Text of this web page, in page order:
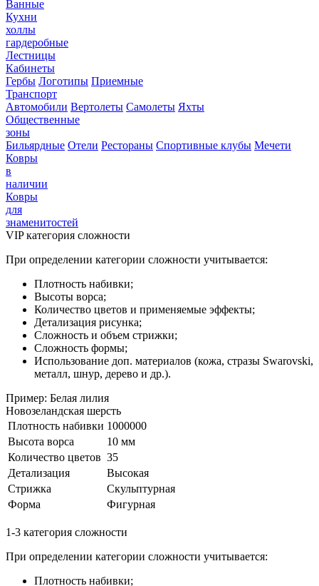
Ванные
Кухни
холлы
гардеробные
Лестницы
Кабинеты
Гербы Логотипы Приемные
Транспорт
Автомобили Вертолеты Самолеты Яхты
Общественные
зоны
Бильярдные Отели Рестораны Спортивные клубы Мечети
Ковры
в
наличии
Ковры
для
знаменитостей
VIP категория сложности
При определении категории сложности учитывается:
Плотность набивки;
Высоты ворса;
Количество цветов и применяемые эффекты;
Детализация рисунка;
Сложность и объем стрижки;
Сложность формы;
Использование доп. материалов (кожа, стразы Swarovski,
металл, шнур, дерево и др.).
Пример: Белая лилия
Новозеландская шерсть
Плотность набивки 1000000
Высота ворса
10 мм
Количество цветов 35
Детализация
Высокая
Стрижка
Скульптурная
Форма
Фигурная
1-3 категория сложности
При определении категории сложности учитывается:
Плотность набивки;